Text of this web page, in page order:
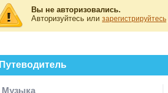
Вы не авторизовались.
Авторизуйтесь или зарегистрируйтесь
Путеводитель
Музыка